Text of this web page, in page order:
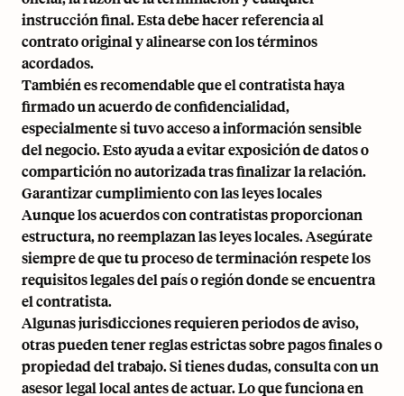
instrucción final. Esta debe hacer referencia al
contrato original y alinearse con los términos
acordados.
También es recomendable que el contratista haya
firmado un acuerdo de confidencialidad,
especialmente si tuvo acceso a información sensible
del negocio. Esto ayuda a evitar exposición de datos o
compartición no autorizada tras finalizar la relación.
Garantizar cumplimiento con las leyes locales
Aunque los acuerdos con contratistas proporcionan
estructura, no reemplazan las leyes locales. Asegúrate
siempre de que tu proceso de terminación respete los
requisitos legales del país o región donde se encuentra
el contratista.
Algunas jurisdicciones requieren periodos de aviso,
otras pueden tener reglas estrictas sobre pagos finales o
propiedad del trabajo. Si tienes dudas, consulta con un
asesor legal local antes de actuar. Lo que funciona en